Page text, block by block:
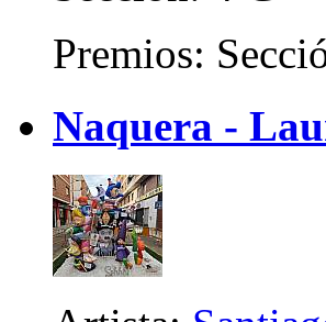
Premios:
Naquera -